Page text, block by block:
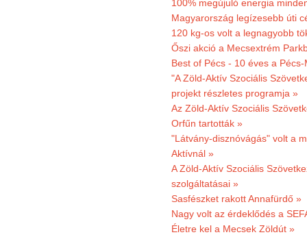
100% megújuló energia
Magyarország legízesebb úti
120 kg-os volt a legnagyobb
Őszi akció a Mecsextrém
Best of Pécs - 10 éves a
"A Zöld-Aktív Szociális
projekt részletes programja »
Az Zöld-Aktív Szociális
Orfűn tartották »
"Látvány-disznóvágás" volt a
Aktívnál »
A Zöld-Aktív Szociális
szolgáltatásai »
Sasfészket rakott Annafürdő »
Nagy volt az érdeklődés a
Életre kel a Mecsek Zöldút »